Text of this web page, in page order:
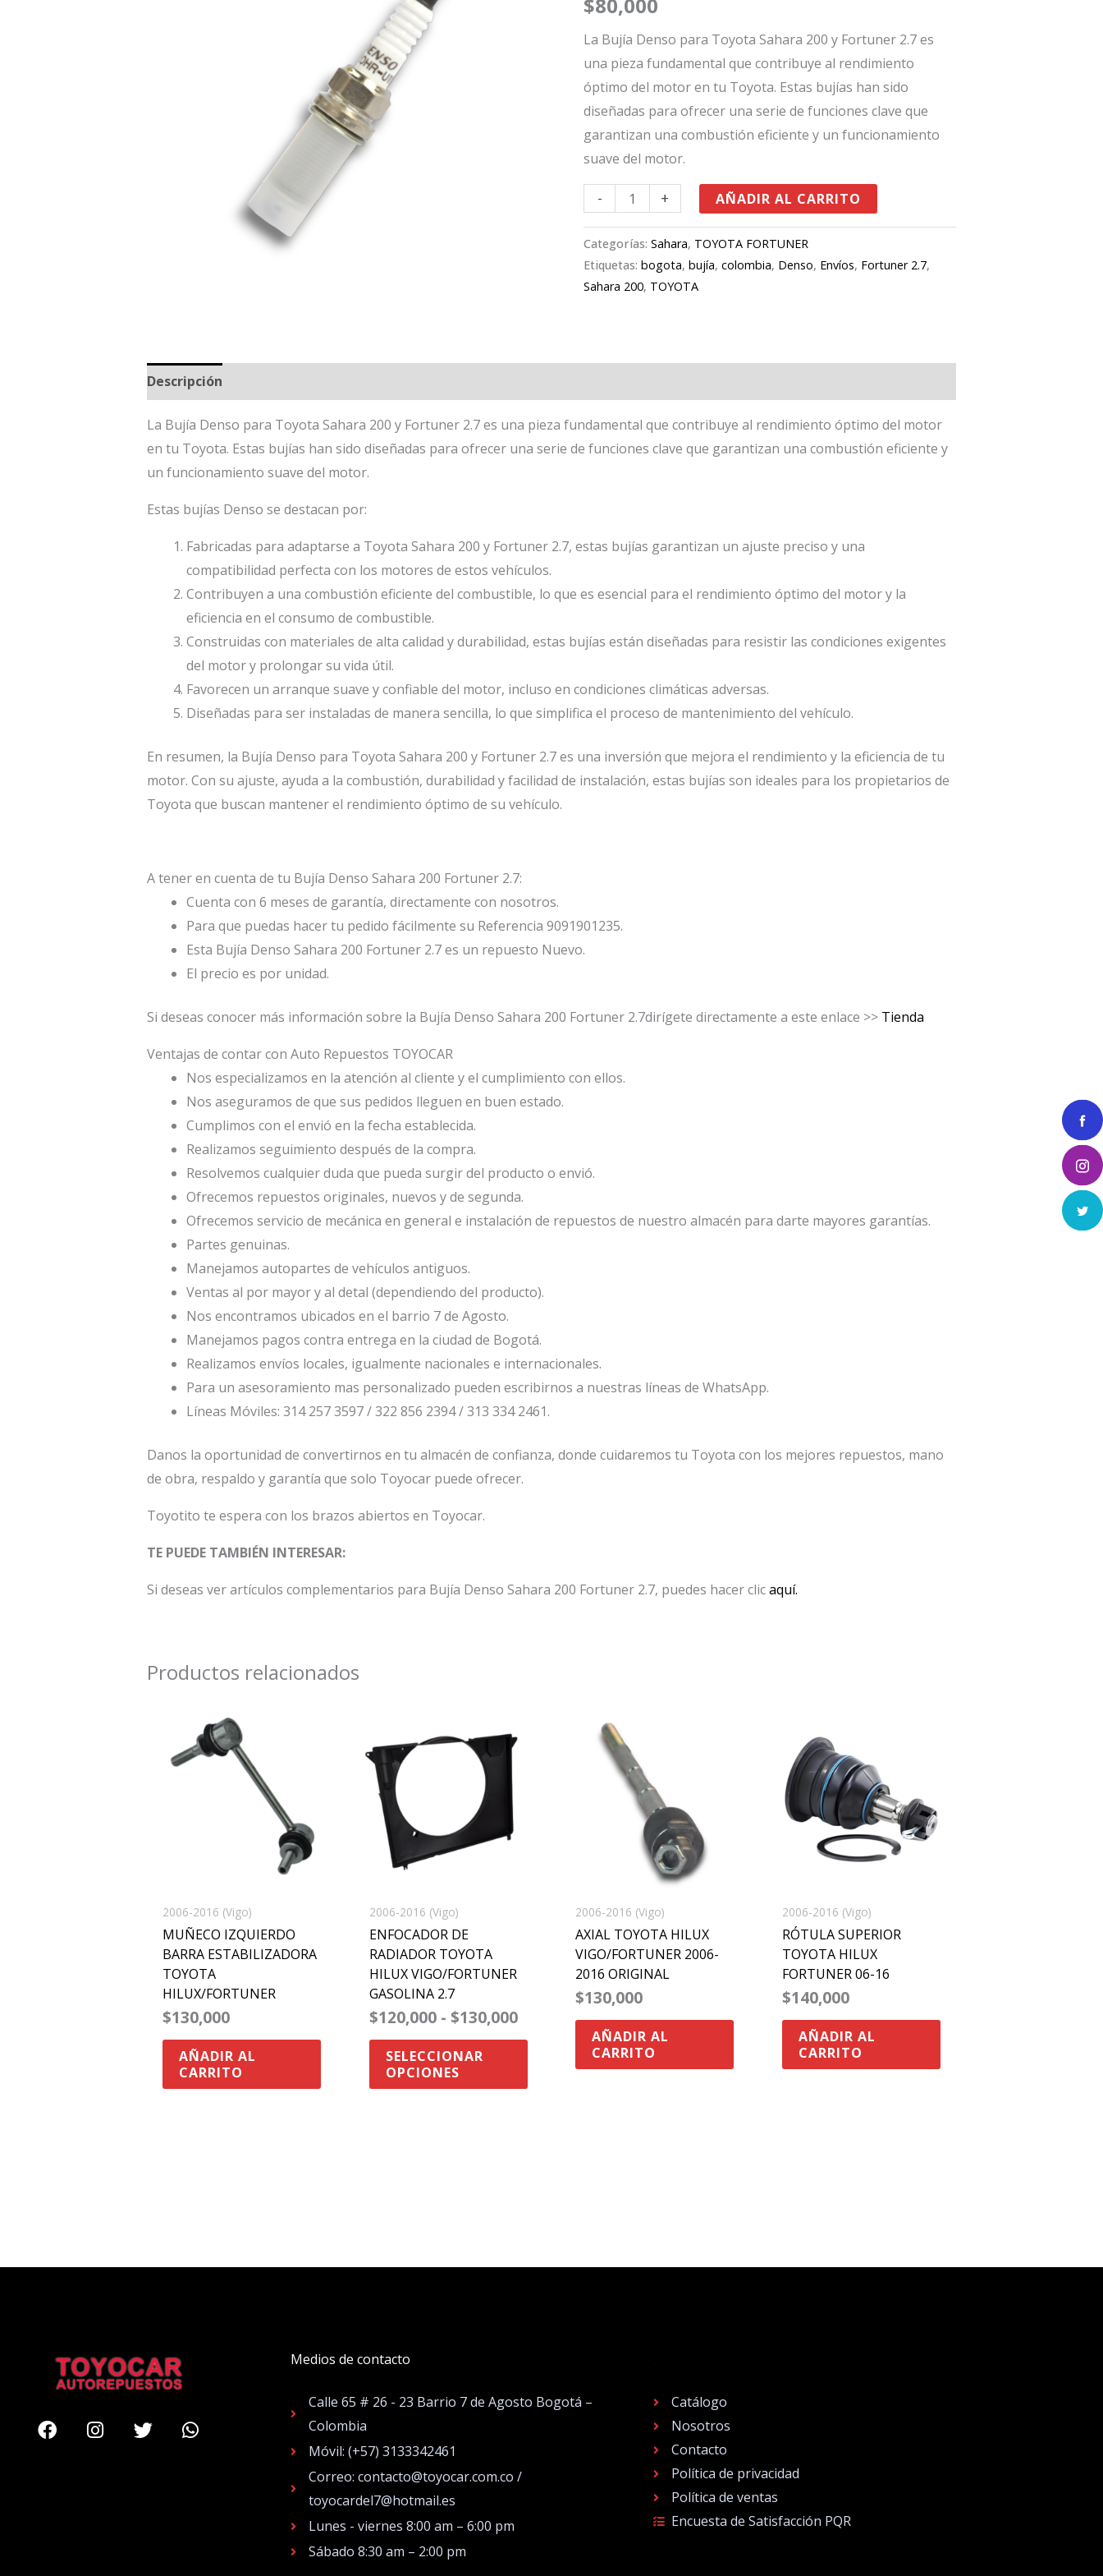
$80,000
La Bujía Denso para Toyota Sahara 200 y Fortuner 2.7 es
una pieza fundamental que contribuye al rendimiento
óptimo del motor en tu Toyota. Estas bujías han sido
diseñadas para ofrecer una serie de funciones clave que
garantizan una combustión eficiente y un funcionamiento
suave del motor.
-
Fortuner
2.7
cantidad
+ AÑADIR AL CARRITO
Categorías:Sahara, TOYOTA FORTUNER
Etiquetas:bogota,bujía,colombia, Denso, Envíos, Fortuner 2.7,
Sahara 200, TOYOTA
Descripción
La Bujía Denso para Toyota Sahara 200 y Fortuner 2.7 es una pieza fundamental que contribuye al rendimiento óptimo del motor
en tu Toyota. Estas bujías han sido diseñadas para ofrecer una serie de funciones clave que garantizan una combustión eficiente y
un funcionamiento suave del motor.
Estas bujías Denso se destacan por:
Fabricadas para adaptarse a Toyota Sahara 200 y Fortuner 2.7, estas bujías garantizan un ajuste preciso y una
compatibilidad perfecta con los motores de estos vehículos.
Contribuyen a una combustión eficiente del combustible, lo que es esencial para el rendimiento óptimo del motor y la
eficiencia en el consumo de combustible.
Construidas con materiales de alta calidad y durabilidad, estas bujías están diseñadas para resistir las condiciones exigentes
del motor y prolongar su vida útil.
Favorecen un arranque suave y confiable del motor, incluso en condiciones climáticas adversas.
Diseñadas para ser instaladas de manera sencilla, lo que simplifica el proceso de mantenimiento del vehículo.
En resumen, la Bujía Denso para Toyota Sahara 200 y Fortuner 2.7 es una inversión que mejora el rendimiento y la eficiencia de tu
motor. Con su ajuste, ayuda a la combustión, durabilidad y facilidad de instalación, estas bujías son ideales para los propietarios de
Toyota que buscan mantener el rendimiento óptimo de su vehículo.
A tener en cuenta de tu Bujía Denso Sahara 200 Fortuner 2.7:
Cuenta con 6 meses de garantía, directamente con nosotros.
Para que puedas hacer tu pedido fácilmente su Referencia 9091901235.
Esta Bujía Denso Sahara 200 Fortuner 2.7 es un repuesto Nuevo.
El precio es por unidad.
Si deseas conocer más información sobre la Bujía Denso Sahara 200 Fortuner 2.7dirígete directamente a este enlace >> Tienda
Ventajas de contar con Auto Repuestos TOYOCAR
Nos especializamos en la atención al cliente y el cumplimiento con ellos.
Nos aseguramos de que sus pedidos lleguen en buen estado.
Cumplimos con el envió en la fecha establecida.
Realizamos seguimiento después de la compra.
Resolvemos cualquier duda que pueda surgir del producto o envió.
Ofrecemos repuestos originales, nuevos y de segunda.
Ofrecemos servicio de mecánica en general e instalación de repuestos de nuestro almacén para darte mayores garantías.
Partes genuinas.
Manejamos autopartes de vehículos antiguos.
Ventas al por mayor y al detal (dependiendo del producto).
Nos encontramos ubicados en el barrio 7 de Agosto.
Manejamos pagos contra entrega en la ciudad de Bogotá.
Realizamos envíos locales, igualmente nacionales e internacionales.
Para un asesoramiento mas personalizado pueden escribirnos a nuestras líneas de WhatsApp.
Líneas Móviles: 314 257 3597 / 322 856 2394 / 313 334 2461.
Danos la oportunidad de convertirnos en tu almacén de confianza, donde cuidaremos tu Toyota con los mejores repuestos, mano
de obra, respaldo y garantía que solo Toyocar puede ofrecer.
Toyotito te espera con los brazos abiertos en Toyocar.
TE PUEDE TAMBIÉN INTERESAR:
Si deseas ver artículos complementarios para Bujía Denso Sahara 200 Fortuner 2.7, puedes hacer clicaquí.
Productos relacionados
2006-2016 (Vigo)
MUÑECO IZQUIERDO
BARRA ESTABILIZADORA
TOYOTA
HILUX/FORTUNER
$130,000
AÑADIR AL
CARRITO
2006-2016 (Vigo)
ENFOCADOR DE
RADIADOR TOYOTA
HILUX VIGO/FORTUNER
GASOLINA 2.7
$120,000 - $130,000
precios:
SELECCIONAR
OPCIONES
2006-2016 (Vigo)
AXIAL TOYOTA HILUX
VIGO/FORTUNER 2006-
2016 ORIGINAL
$130,000
AÑADIR AL
CARRITO
2006-2016 (Vigo)
RÓTULA SUPERIOR
TOYOTA HILUX
FORTUNER 06-16
$140,000
AÑADIR AL
CARRITO
FacebookInstagram
TwitterWhatsapp
Medios de contacto
Calle 65 # 26 - 23 Barrio 7 de Agosto Bogotá –
Colombia
Móvil: (+57) 3133342461
Correo: contacto@toyocar.com.co /
toyocardel7@hotmail.es
Lunes - viernes 8:00 am – 6:00 pm
Sábado 8:30 am – 2:00 pm
Catálogo
Nosotros
Contacto
Política de privacidad
Política de ventas
Encuesta de Satisfacción PQR